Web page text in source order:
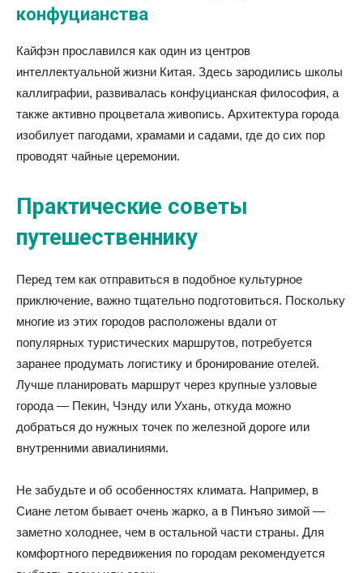
конфуцианства
Кайфэн прославился как один из центров
интеллектуальной жизни Китая. Здесь зародились школы
каллиграфии, развивалась конфуцианская философия, а
также активно процветала живопись. Архитектура города
изобилует пагодами, храмами и садами, где до сих пор
проводят чайные церемонии.
Практические советы
путешественнику
Перед тем как отправиться в подобное культурное
приключение, важно тщательно подготовиться. Поскольку
многие из этих городов расположены вдали от
популярных туристических маршрутов, потребуется
заранее продумать логистику и бронирование отелей.
Лучше планировать маршрут через крупные узловые
города — Пекин, Чэнду или Ухань, откуда можно
добраться до нужных точек по железной дороге или
внутренними авиалиниями.
Не забудьте и об особенностях климата. Например, в
Сиане летом бывает очень жарко, а в Пинъяо зимой —
заметно холоднее, чем в остальной части страны. Для
комфортного передвижения по городам рекомендуется